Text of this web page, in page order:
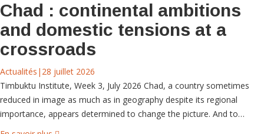
Chad : continental ambitions
and domestic tensions at a
crossroads
Actualités | 28 juillet 2026
Timbuktu Institute, Week 3, July 2026 Chad, a country sometimes
reduced in image as much as in geography despite its regional
importance, appears determined to change the picture. And to…